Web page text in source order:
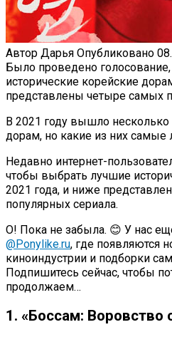
Автор Дарья Опубликовано
Было проведено
исторические корейские
представлены четыре самых
В 2021 году вышло несколько
дорам, но какие из них самые
Недавно интернет-
чтобы выбрать лучшие
2021 года, и ниже
популярных сериала.
О! Пока не забыла. 😊 У нас
@Ponylike.ru, где появляются
киноиндустрии и подборки
Подпишитесь сейчас, чтобы
продолжаем…
1. «Боссам: Воровство